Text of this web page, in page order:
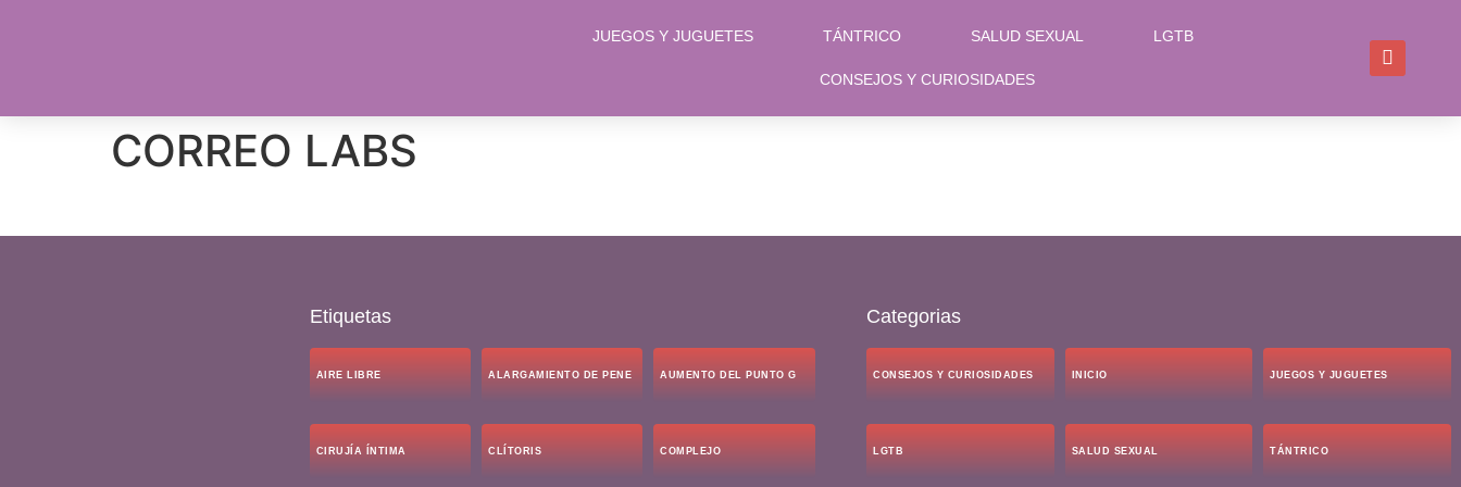
JUEGOS Y JUGUETES TÁNTRICO SALUD SEXUAL LGTB
CONSEJOS Y CURIOSIDADES
CORREO LABS
Etiquetas
AIRE LIBRE ALARGAMIENTO DE PENE AUMENTO DEL PUNTO G
CIRUJÍA ÍNTIMA CLÍTORIS COMPLEJO
Categorias
CONSEJOS Y CURIOSIDADES INICIO JUEGOS Y JUGUETES
LGTB SALUD SEXUAL TÁNTRICO